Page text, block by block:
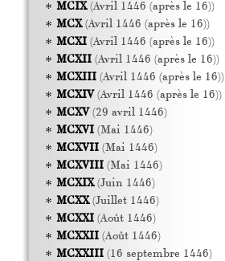
MCIX(Avril 1446 (après le 16))
MCX(Avril 1446 (après le 16))
MCXI(Avril 1446 (après le 16))
MCXII(Avril 1446 (après le 16))
MCXIII(Avril 1446 (après le 16))
MCXIV(Avril 1446 (après le 16))
MCXV(29 avril 1446)
MCXVI(Mai 1446)
MCXVII(Mai 1446)
MCXVIII(Mai 1446)
MCXIX(Juin 1446)
MCXX(Juillet 1446)
MCXXI(Août 1446)
MCXXII(Août 1446)
MCXXIII(16 septembre 1446)